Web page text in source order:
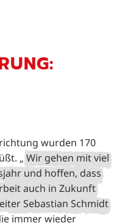
U
wurden 170
„ Wir gehen mit viel
und hoffen, dass
auch in Zukunft
Sebastian Schmidt
immer wieder